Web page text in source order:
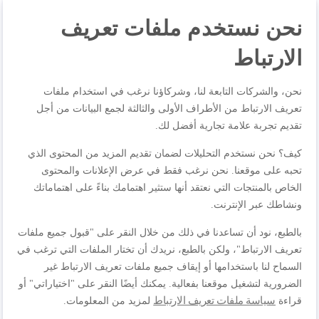
المراجعات
سيكيور تريندي من تيفال بتصميم أنيق مع لمسة لونية ليمثل بذلك
الإضافة المثالية إلى مطبخك! الآن يمكنك تحضير الوجبات أسرع
مرتين* والاستفادة من برنامجين مخصصين لقدر ضغط تيفال من
بالعناصر الغذائية والآخر لتحضير لحم طري جاهز في غضون دقائق.
تم تصميم قدر سيكيور تريندي ليدوم طويلًا، وهو مُجهَّز بنظام أمان
من 5 مواضع لراحة البال التامة، كما أنه متوافق بالكامل مع جميع
من تيفال.
مواصفات المنتجات
نحن نستخدم ملفات تعريف
الارتباط
نحن، والشركات التابعة لنا، وشركاؤنا نرغب في استخدام ملفات
تعريف الارتباط من الأطراف الأولى والثالثة لجمع البيانات من أجل
تقديم تجربة علامة تجارية أفضل لك.
كيف؟ نحن نستخدم التحليلات لضمان تقديم المزيد من المحتوى الذي
تحبه على موقعنا. نحن نرغب فقط في عرض الإعلانات والمحتوى
الخاص بالمنتجات التي نعتقد أنها ستثير اهتمامك بناءً على اهتماماتك
ونشاطك عبر الإنترنت.
بالطبع، نود أن تساعدنا في ذلك من خلال النقر على "قبول جميع ملفات
تعريف الارتباط"، ولكن بالطبع، نريدك أن تختار الملفات التي ترغب في
السماح لنا باستخدامها أو إيقاف جميع ملفات تعريف الارتباط غير
الضرورية لتشغيل موقعنا بفعالية. يمكنك أيضًا النقر على "اختياراتي" أو
قراءة سياسة ملفات تعريف الارتباط لمزيد من المعلومات.